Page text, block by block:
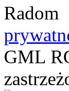
GML